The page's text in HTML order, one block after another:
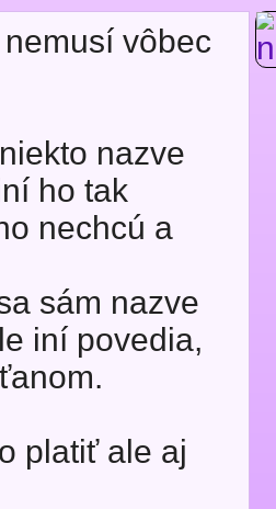
vôbec
nazve
ho tak
nechcú a
sám nazve
iní povedia,
platiť ale aj